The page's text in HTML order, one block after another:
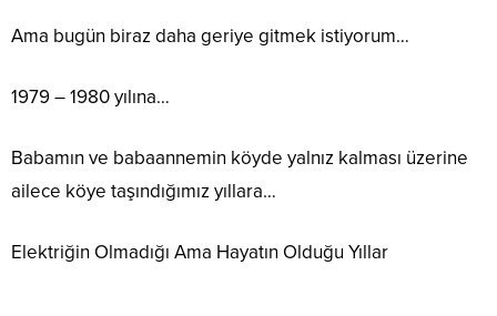
Ama bugün biraz daha geriye gitmek istiyorum…
1979 – 1980 yılına…
Babamın ve babaannemin köyde yalnız kalması üzerine
ailece köye taşındığımız yıllara…
Elektriğin Olmadığı Ama Hayatın Olduğu Yıllar